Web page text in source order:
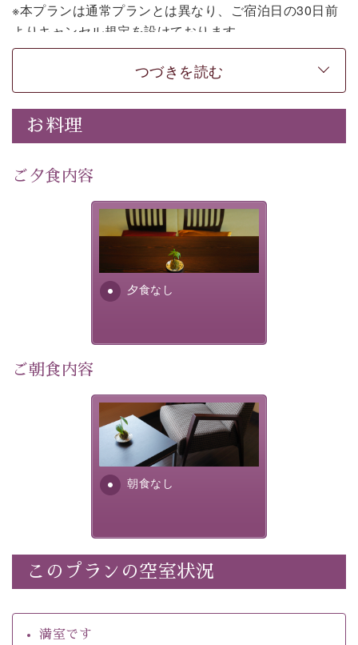
※本プランは通常プランとは異なり、ご宿泊日の30日前
よりキャンセル規定を設けております。
※本プランは素泊まりのプランです。2食付きでご利用ご
【公式限定価格】早割プラン（30日前
まで）」をご利用ください。
上諏訪温泉しんゆでは、30日前までのご予約で、5%割
意しております。
諏訪湖の穏やかな景色、心身を解きほぐす温泉、そして
温かいおもてなし。ご滞在を楽しみに待つ日々が旅をよ
り特別なものにしてくれます。
早めのご予約で、お得に癒しのひとときをお過ごしくだ
個室料亭、貸切風呂のご利用が可能な上、 安心安全にご
滞在いただけるよう
徹底した衛生管理を行っております。
-------------------------------------------------
・宿泊料金5%OFF
・環境に配慮したアメニティをご用意
・館内フリーWi-Fi
・駐車場完備
・チェックイン15時、チェックアウト10時
つづきを読む
お料理
ご夕食内容
夕食なし
夕食なしご夕食を追加される
場合は、二食付きのプランを
お選びくださいませ。
ご朝食内容
朝食なし
朝食なし。ご朝食を付ける場
合は朝食付きのプランをお選
びくださいませ。
このプランの空室状況
満室です